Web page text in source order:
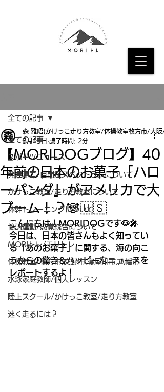
全ての記事
スポーツニュース
発達障害/自閉症スペクトラムについて
かけっこ教室/走り方教室について
体幹トレーニングについて
協調運動/感覚統合について
MORIトレ/モリトレ
体操教室/枚方市,交野市,寝屋川市,八幡市
水泳家庭教師/個人レッスン
陸上スクール/かけっこ教室/走り方教室
速く走るには？
全ての記事
【MORIDOGブログ】40
年前の日本のお菓子「ハロ
ーパンダ」がアメリカで大
ブーム！？🐼🇺🇸
森 雅昭(かけっこ走り方教室/体操教室枚方市/大阪/
5月15日 読了時間: 2分
こんにちは！MORIDOGです🐶🎤
今日は、日本の皆さんもよく知ってい
る「あのお菓子」に関する、海の向こ
うからの驚き＆ハッピーなニュースを
レポートするよ！